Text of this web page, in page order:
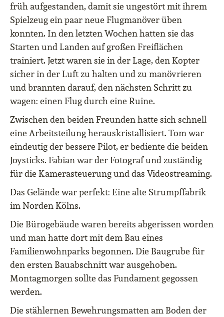
früh aufgestanden, damit sie ungestört mit ihrem
Spielzeug ein paar neue Flugmanöver üben
konnten. In den letzten Wochen hatten sie das
Starten und Landen auf großen Freiflächen
trainiert. Jetzt waren sie in der Lage, den Kopter
sicher in der Luft zu halten und zu manövrieren
und brannten darauf, den nächsten Schritt zu
wagen: einen Flug durch eine Ruine.
Zwischen den beiden Freunden hatte sich schnell
eine Arbeitsteilung herauskristallisiert. Tom war
eindeutig der bessere Pilot, er bediente die beiden
Joysticks. Fabian war der Fotograf und zuständig
für die Kamerasteuerung und das Videostreaming.
Das Gelände war perfekt: Eine alte Strumpffabrik
im Norden Kölns.
Die Bürogebäude waren bereits abgerissen worden
und man hatte dort mit dem Bau eines
Familienwohnparks begonnen. Die Baugrube für
den ersten Bauabschnitt war ausgehoben.
Montagmorgen sollte das Fundament gegossen
werden.
Die stählernen Bewehrungsmatten am Boden der